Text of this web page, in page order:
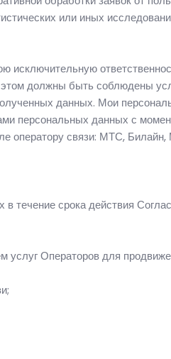
или иных
исключительную
должны быть соблюдены
данных. Мои
персональных данных с
оператору связи: МТС, Билайн,
течение срока действия
услуг Операторов для